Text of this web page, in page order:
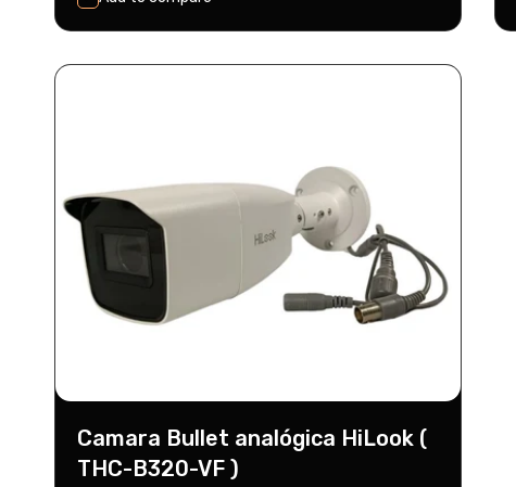
Agregar Al Carrito
Camara Bullet analógica HiLook (
THC-B320-VF )